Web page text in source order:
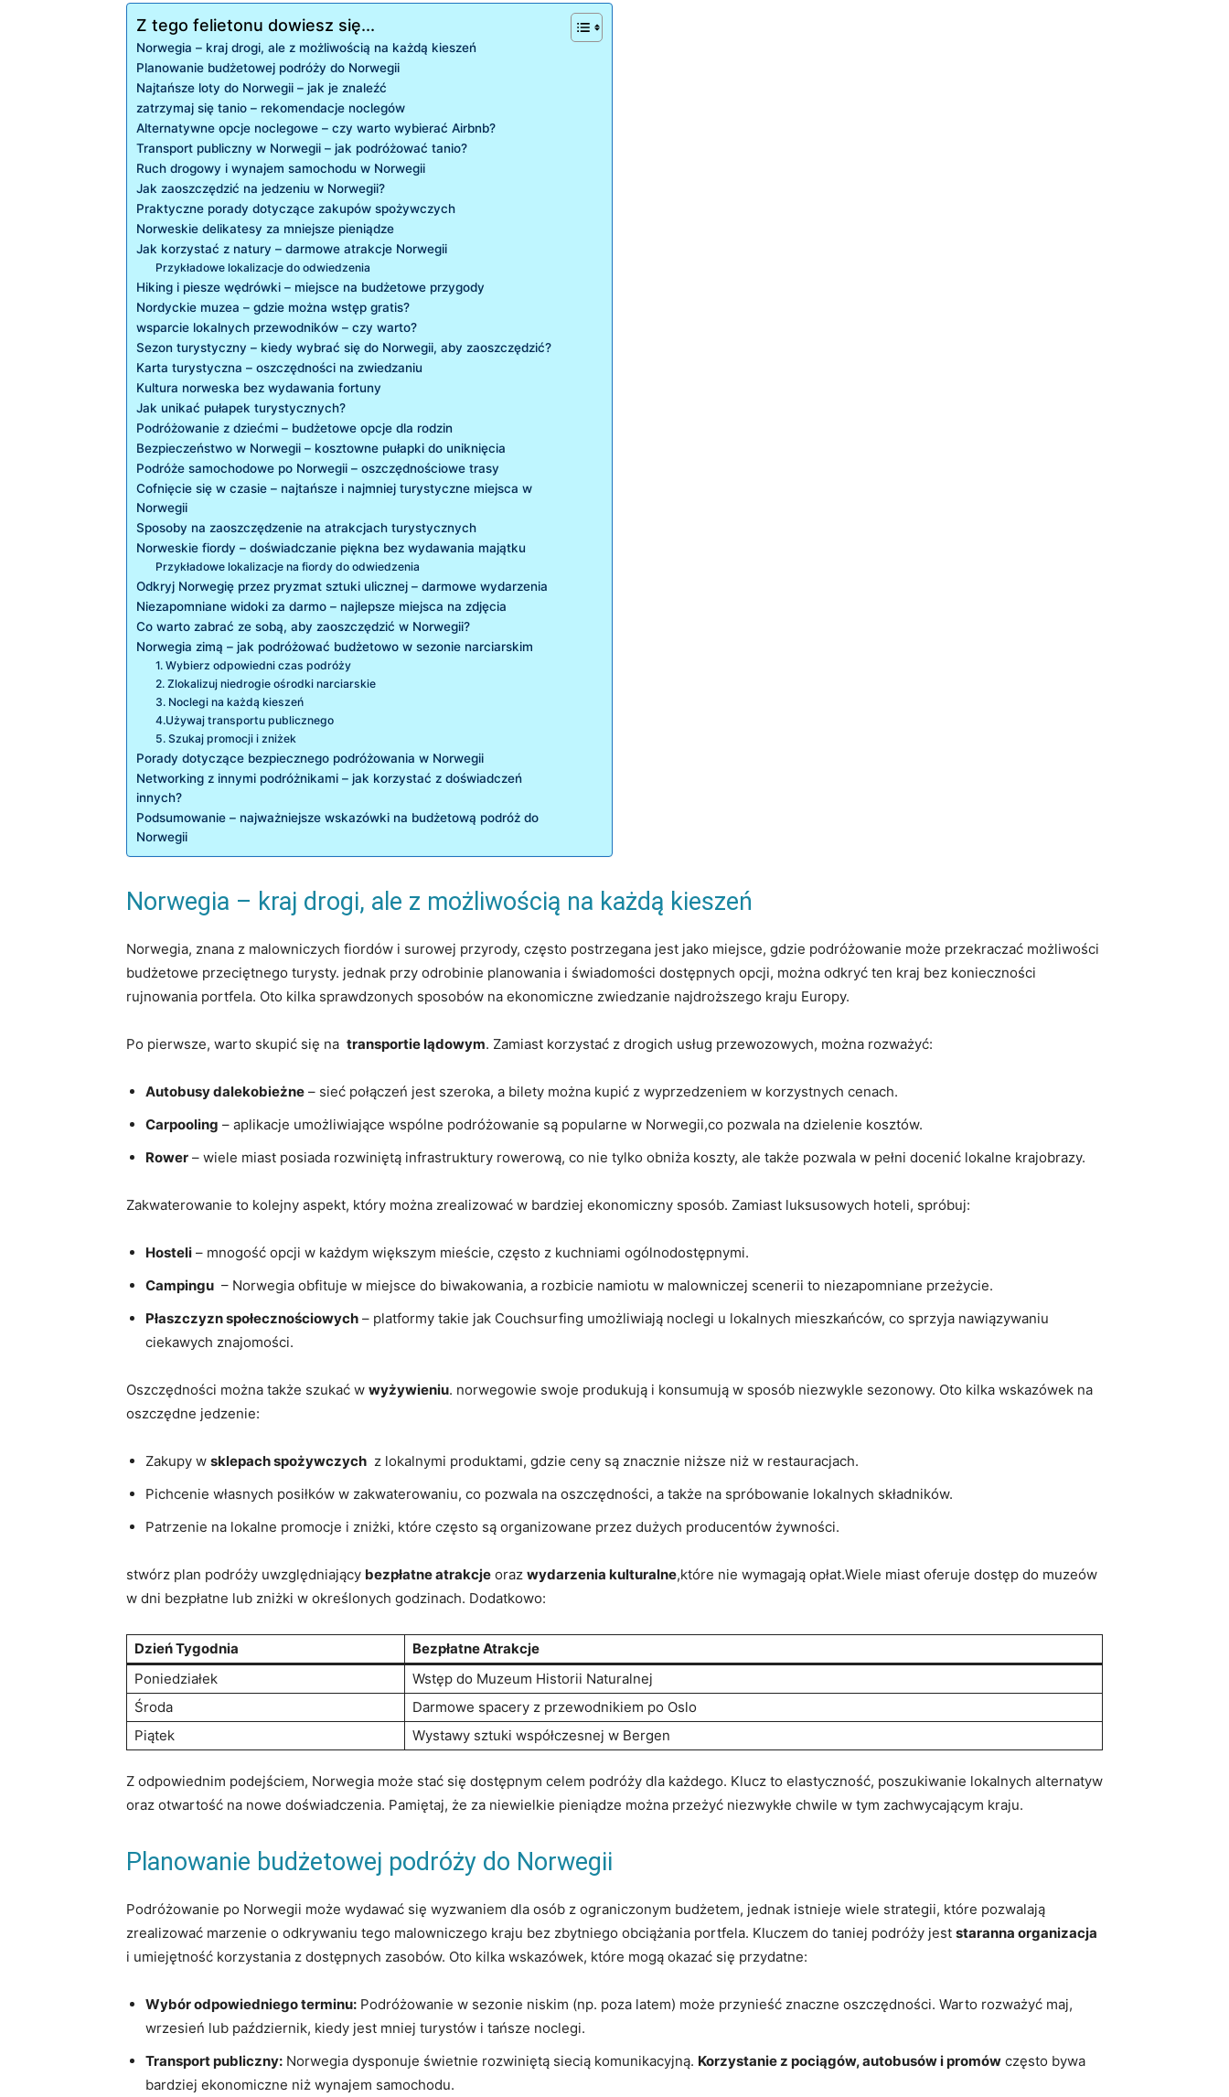
Z tego felietonu dowiesz się...
Norwegia –‍ kraj drogi, ale z możliwością ⁢na każdą kieszeń
Planowanie budżetowej podróży do‍ Norwegii
Najtańsze⁤ loty do Norwegii – ‌jak‍ je znaleźć
zatrzymaj się tanio – rekomendacje noclegów
Alternatywne opcje noclegowe – ​czy ‍warto wybierać Airbnb?
Transport publiczny ‍w Norwegii – ​jak podróżować tanio?
Ruch ⁤drogowy i wynajem​ samochodu w Norwegii
Jak‍ zaoszczędzić ‍na⁣ jedzeniu​ w Norwegii?
Praktyczne porady ‌dotyczące zakupów spożywczych
Norweskie delikatesy‍ za mniejsze pieniądze
Jak korzystać z natury​ – ‍darmowe atrakcje​ Norwegii
Przykładowe ​lokalizacje do odwiedzenia
Hiking i piesze wędrówki –‌ miejsce na⁢ budżetowe‌ przygody
Nordyckie muzea ​– ‍gdzie można wstęp gratis?
wsparcie ‌lokalnych przewodników – czy‍ warto?
Sezon turystyczny – kiedy wybrać się do Norwegii, aby zaoszczędzić?
Karta turystyczna – oszczędności na‍ zwiedzaniu
Kultura norweska‌ bez wydawania fortuny
Jak unikać pułapek turystycznych?
Podróżowanie z dziećmi – ⁢budżetowe opcje dla rodzin
Bezpieczeństwo ‍w Norwegii – kosztowne‌ pułapki do uniknięcia
Podróże samochodowe po Norwegii – oszczędnościowe⁤ trasy
Cofnięcie ​się w⁣ czasie – ⁢najtańsze i najmniej turystyczne miejsca⁣ w
Norwegii
Sposoby na⁤ zaoszczędzenie na ‍atrakcjach turystycznych
Norweskie fiordy – doświadczanie piękna bez ‍wydawania majątku
Przykładowe lokalizacje na fiordy do odwiedzenia
Odkryj Norwegię przez‌ pryzmat⁢ sztuki ulicznej – darmowe⁤ wydarzenia
Niezapomniane widoki ⁣za‍ darmo –‍ najlepsze miejsca na zdjęcia
Co​ warto⁣ zabrać ze sobą, ⁤aby zaoszczędzić⁤ w​ Norwegii?
Norwegia zimą – jak⁣ podróżować budżetowo w sezonie narciarskim
1. Wybierz odpowiedni czas ⁢podróży
2.⁤ Zlokalizuj niedrogie ⁤ośrodki⁣ narciarskie
3.​ Noclegi na każdą‍ kieszeń
4.Używaj‌ transportu publicznego
5. Szukaj promocji i zniżek
Porady dotyczące bezpiecznego ⁤podróżowania w Norwegii
Networking z innymi podróżnikami – jak korzystać​ z doświadczeń
innych?
Podsumowanie – najważniejsze wskazówki na budżetową podróż do
Norwegii
Norwegia –‍ kraj drogi, ale z możliwością ⁢na każdą kieszeń
Norwegia, ‍znana z malowniczych fiordów ​i surowej przyrody, często ​postrzegana⁢ jest jako miejsce, gdzie podróżowanie może przekraczać możliwości
budżetowe przeciętnego turysty. jednak przy odrobinie planowania i świadomości dostępnych opcji, można odkryć⁤ ten ⁢kraj bez⁣ konieczności
⁢rujnowania​ portfela.⁤ Oto‌ kilka sprawdzonych sposobów na ekonomiczne zwiedzanie najdroższego kraju ⁤Europy.
Po pierwsze, warto‍ skupić się​ na ⁤ transportie lądowym.⁢ Zamiast korzystać z ‍drogich usług przewozowych, można⁣ rozważyć:
Autobusy​ dalekobieżne – sieć połączeń ‌jest szeroka,⁢ a bilety można kupić ‍z ⁣wyprzedzeniem⁢ w korzystnych cenach.
Carpooling ‍– aplikacje umożliwiające wspólne podróżowanie są popularne w​ Norwegii,co‍ pozwala na dzielenie⁣ kosztów.
Rower – wiele miast​ posiada rozwiniętą infrastruktury rowerową, co nie tylko obniża koszty, ⁣ale także pozwala w pełni docenić‌ lokalne krajobrazy.
Zakwaterowanie to kolejny aspekt, który ⁣można⁤ zrealizować w bardziej ⁢ekonomiczny ‍sposób.⁣ Zamiast luksusowych hoteli, spróbuj:
Hosteli – mnogość opcji w każdym większym mieście, często z ​kuchniami ogólnodostępnymi.
Campingu ⁢ – Norwegia obfituje ‌w ⁣miejsce do biwakowania, a⁣ rozbicie ⁤namiotu w malowniczej scenerii to niezapomniane przeżycie.
Płaszczyzn⁢ społecznościowych ⁢– platformy⁤ takie ​jak​ Couchsurfing umożliwiają noclegi u lokalnych mieszkańców, co sprzyja nawiązywaniu
ciekawych znajomości.
Oszczędności można także szukać⁤ w wyżywieniu. ⁤norwegowie swoje⁤ produkują ​i konsumują w sposób niezwykle sezonowy. Oto kilka wskazówek na
oszczędne jedzenie:
Zakupy w sklepach ‌spożywczych ⁣ z⁤ lokalnymi​ produktami, ⁣gdzie ceny są ⁣znacznie⁢ niższe niż w ​restauracjach.
Pichcenie ‌własnych posiłków w zakwaterowaniu, co‍ pozwala ⁣na​ oszczędności, a​ także na spróbowanie lokalnych składników.
Patrzenie na lokalne promocje i zniżki, które ‌często ⁣są organizowane przez ⁢dużych⁣ producentów ⁣żywności.
stwórz plan podróży uwzględniający bezpłatne atrakcje oraz wydarzenia kulturalne,które nie wymagają ⁢opłat.Wiele miast oferuje dostęp do⁣ muzeów
w dni​ bezpłatne lub zniżki‌ w ‍określonych​ godzinach.⁣ Dodatkowo:
Dzień‌ Tygodnia
Bezpłatne⁣ Atrakcje
Poniedziałek
Wstęp do ⁤Muzeum ​Historii Naturalnej
Środa
Darmowe spacery z przewodnikiem po ​Oslo
Piątek
Wystawy sztuki współczesnej w Bergen
Z odpowiednim podejściem, Norwegia może stać się dostępnym celem podróży dla każdego. Klucz to elastyczność, poszukiwanie⁤ lokalnych alternatyw
oraz otwartość ‌na ⁢nowe doświadczenia. ⁢Pamiętaj, że ​za‌ niewielkie pieniądze ⁢można‍ przeżyć‌ niezwykłe chwile w tym ​zachwycającym kraju.
Planowanie budżetowej podróży do‍ Norwegii
Podróżowanie po Norwegii ‌może wydawać się wyzwaniem ⁤dla osób⁣ z ograniczonym⁢ budżetem, jednak ‍istnieje wiele strategii, które ​pozwalają
zrealizować marzenie o odkrywaniu tego malowniczego kraju bez zbytniego obciążania​ portfela. Kluczem ‌do taniej‍ podróży jest staranna organizacja
‍i⁣ umiejętność ⁣korzystania z dostępnych zasobów.‍ Oto kilka⁢ wskazówek, które mogą okazać się przydatne:
Wybór ⁤odpowiedniego terminu: Podróżowanie w sezonie‌ niskim (np. poza latem) może przynieść znaczne oszczędności. Warto rozważyć maj,
wrzesień lub październik, ⁢kiedy jest mniej ⁣turystów i tańsze noclegi.
Transport publiczny: Norwegia dysponuje świetnie ​rozwiniętą siecią komunikacyjną. Korzystanie​ z ⁣pociągów, autobusów i promów ​często bywa⁢
bardziej‌ ekonomiczne ⁣niż wynajem samochodu.